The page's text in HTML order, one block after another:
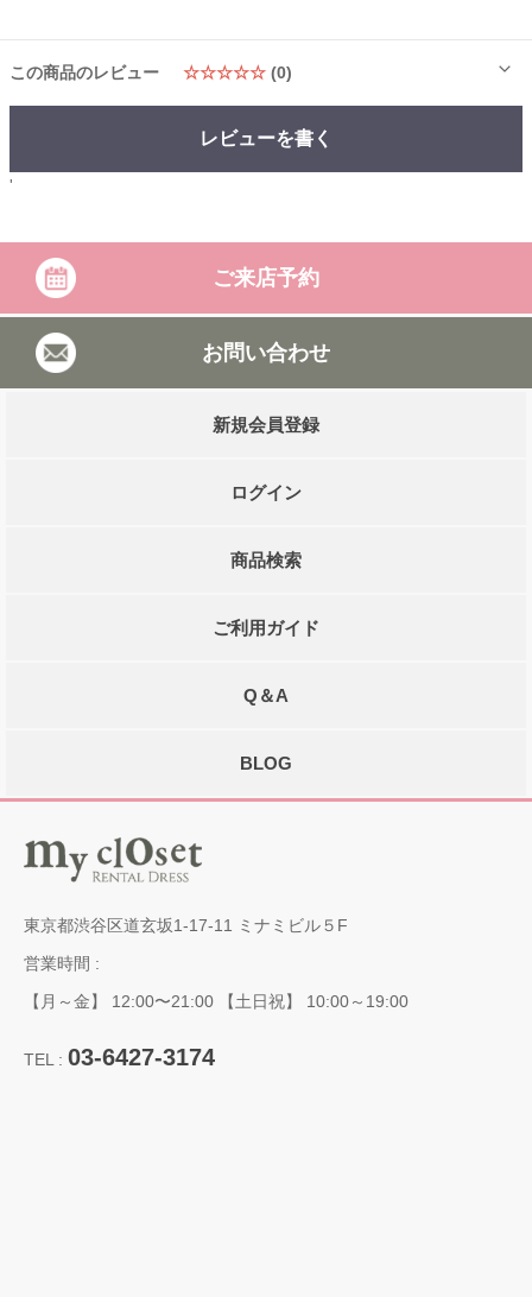
この商品のレビュー ☆☆☆☆☆ (0)
レビューを書く
'
ご来店予約
お問い合わせ
新規会員登録
ログイン
商品検索
ご利用ガイド
Q＆A
BLOG
東京都渋谷区道玄坂1-17-11 ミナミビル５F
営業時間 :
【月～金】 12:00〜21:00 【土日祝】 10:00～19:00
TEL : 03-6427-3174